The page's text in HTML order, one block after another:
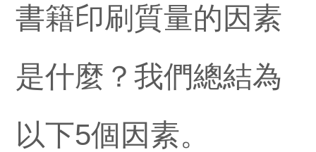
書籍印刷質量的因素
是什麼？我們總結為
以下5個因素。